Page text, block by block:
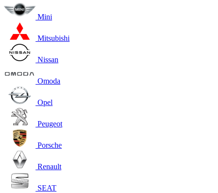
Mini
Mitsubishi
Nissan
Omoda
Opel
Peugeot
Porsche
Renault
SEAT